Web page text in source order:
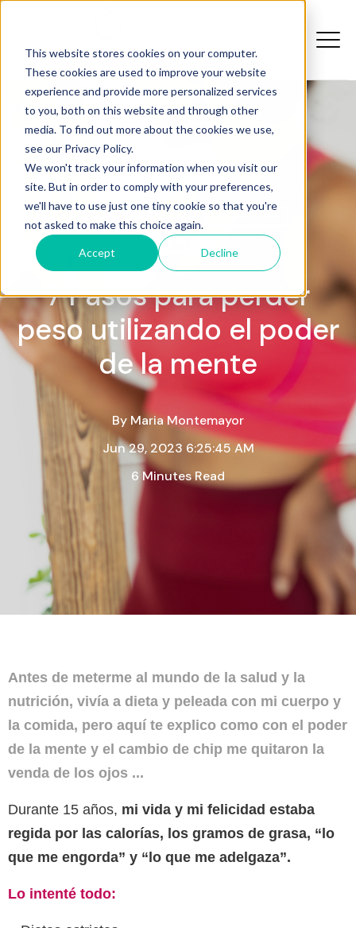
This website stores cookies on your computer.
These cookies are used to improve your website
experience and provide more personalized services
to you, both on this website and through other
media. To find out more about the cookies we use,
see our Privacy Policy.
We won't track your information when you visit our
site. But in order to comply with your preferences,
we'll have to use just one tiny cookie so that you're
not asked to make this choice again.
Accept Decline
Bajar De Peso
Estilo De Vida
Amor Propio
7 Pasos para perder
peso utilizando el poder
de la mente
By Maria Montemayor
Jun 29, 2023 6:25:45 AM
6 Minutes Read
Antes de meterme al mundo de la salud y la
nutrición, vivía a dieta y peleada con mi cuerpo y
la comida, pero aquí te explico como con el poder
de la mente y el cambio de chip me quitaron la
venda de los ojos ...
Durante 15 años, mi vida y mi felicidad estaba
regida por las calorías, los gramos de grasa, “lo
que me engorda” y “lo que me adelgaza”.
Lo intenté todo: